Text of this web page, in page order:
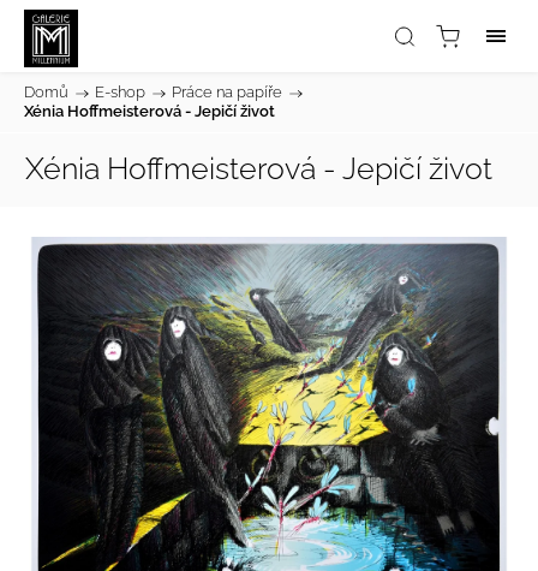
Domů / E-shop / Práce na papíře /
Xénia Hoffmeisterová - Jepičí život
Xénia Hoffmeisterová - Jepičí život